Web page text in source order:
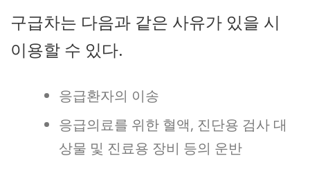
구급차는 다음과 같은 사유가 있을 시
이용할 수 있다.
응급환자의 이송
응급의료를 위한 혈액, 진단용 검사 대
상물 및 진료용 장비 등의 운반